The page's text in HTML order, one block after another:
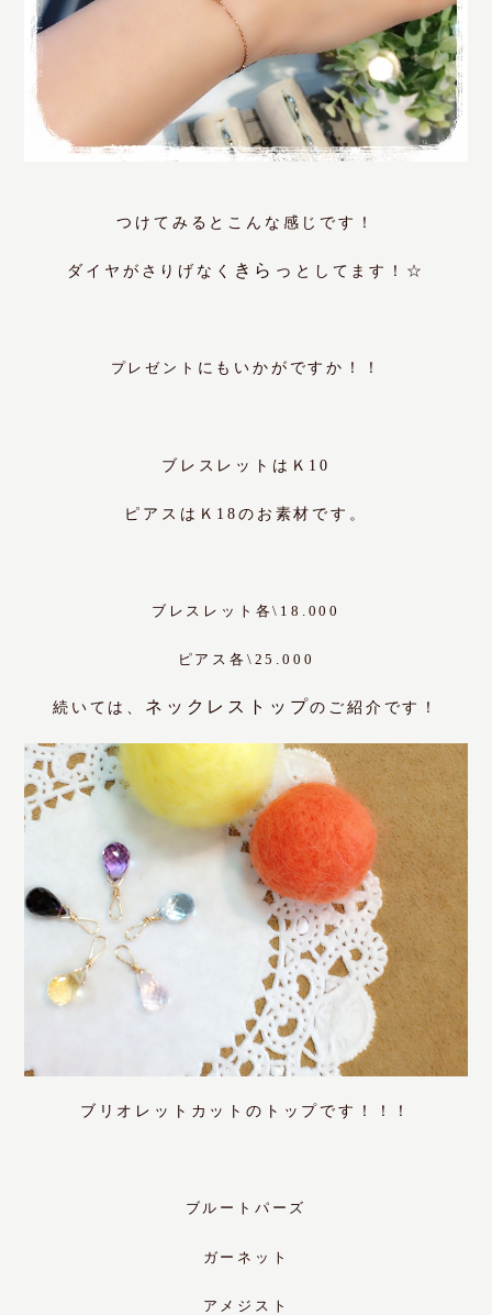
つけてみるとこんな感じです！
ダイヤがさりげなく きらっ としてます！☆
プレゼント にもいかがですか！！
ブレスレットはＫ10
ピアスはＫ18のお素材です。
ブレスレット各\18.000
ピアス各\25.000
続いては、 ネックレストップのご紹介です！
ブリオレットカットのトップです！！！
ブルートパーズ
ガーネット
アメジスト